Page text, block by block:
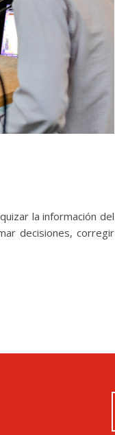
la información del
decisiones, corregir